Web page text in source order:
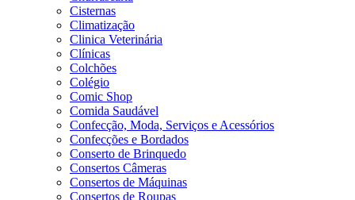
Cisternas
Climatização
Clinica Veterinária
Clínicas
Colchões
Colégio
Comic Shop
Comida Saudável
Confecção, Moda, Serviços e Acessórios
Confecções e Bordados
Conserto de Brinquedo
Consertos Câmeras
Consertos de Máquinas
Consertos de Roupas